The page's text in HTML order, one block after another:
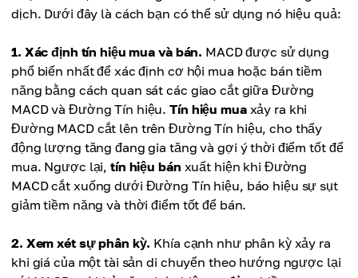
dịch. Dưới đây là cách bạn có thể sử dụng nó hiệu quả:
1. Xác định tín hiệu mua và bán. MACD được sử dụng
phổ biến nhất để xác định cơ hội mua hoặc bán tiềm
năng bằng cách quan sát các giao cắt giữa Đường
MACD và Đường Tín hiệu.Tín hiệu muaxảy ra khi
Đường MACD cắt lên trên Đường Tín hiệu, cho thấy
động lượng tăng đang gia tăng và gợi ý thời điểm tốt để
mua. Ngược lại,tín hiệu bán xuất hiện khi Đường
MACD cắt xuống dưới Đường Tín hiệu, báo hiệu sự sụt
giảm tiềm năng và thời điểm tốt để bán.
2. Xem xét sự phân kỳ. Khía cạnh như phân kỳ xảy ra
khi giá của một tài sản di chuyển theo hướng ngược lại